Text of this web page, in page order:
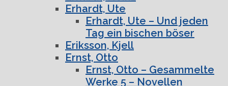
Erhardt, Ute
Erhardt, Ute – Und jeden
Tag ein bischen böser
Eriksson, Kjell
Ernst, Otto
Ernst, Otto – Gesammelte
Werke 5 – Novellen